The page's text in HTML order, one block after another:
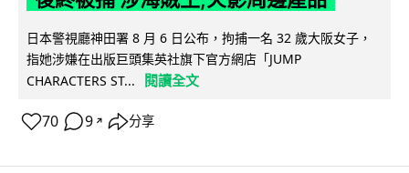
日本警視廳神田署 8 月 6 日公布，拘捕一名 32 歲大阪女子，
指她涉嫌在出版巨頭集英社旗下官方網店「JUMP
CHARACTERS ST...
閱讀全文
70 9 ↗ 分享